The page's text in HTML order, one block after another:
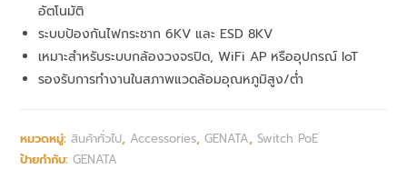
อัตโนมัติ
ระบบป้องกันไฟกระชาก 6KV และ ESD 8KV
เหมาะสำหรับระบบกล้องวงจรปิด, WiFi AP หรืออุปกรณ์ IoT
รองรับการทำงานในสภาพแวดล้อมอุณหภูมิสูง/ต่ำ
หมวดหมู่:สินค้าทั่วไป, Accessories,GENATA,Switch PoE
ป้ายกำกับ:GENATA